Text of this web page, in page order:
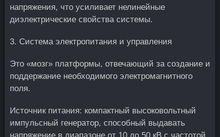
напряжения, что усиливает нелинейные
диэлектрические свойства системы.
3. Система электропитания и управления
Это «мозг» платформы, отвечающий за создание и
поддержание необходимого электромагнитного
поля.
Источник питания: компактный высоковольтный
импульсный генератор, способный выдавать